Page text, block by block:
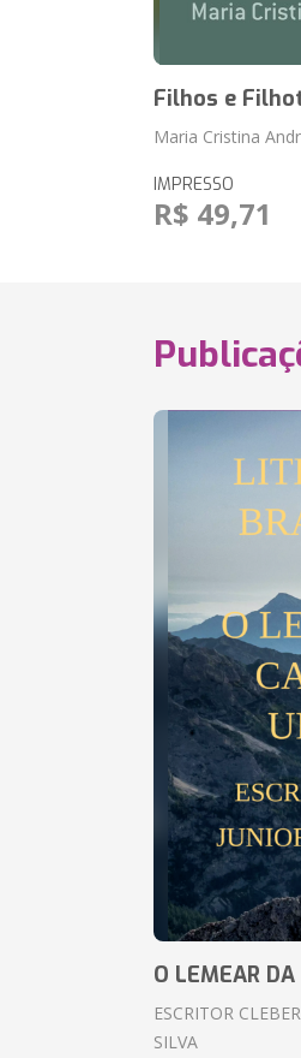
Filhos e
Maria Cristina
IMPRESSO
R$ 49,71
O LEMEAR
ESCRITOR
SILVA